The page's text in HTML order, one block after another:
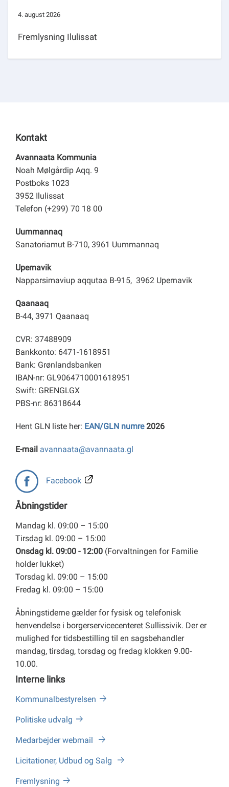
4. august 2026
Fremlysning Ilulissat
Kontakt
Avannaata Kommunia
Noah Mølgårdip Aqq. 9
Postboks 1023
3952 Ilulissat
Telefon (+299) 70 18 00
Uummannaq
Sanatoriamut B-710, 3961 Uummannaq
Upernavik
Napparsimaviup aqqutaa B-915, 3962 Upernavik
Qaanaaq
B-44, 3971 Qaanaaq
CVR: 37488909
Bankkonto: 6471-1618951
Bank: Grønlandsbanken
IBAN-nr: GL9064710001618951
Swift: GRENGLGX
PBS-nr: 86318644
Hent GLN liste her: EAN/GLN numre2026
E-mail avannaata@avannaata.gl
Facebook
Åbningstider
Mandag kl. 09:00 – 15:00
Tirsdag kl. 09:00 – 15:00
Onsdag kl. 09:00 - 12:00 (Forvaltningen for Familie
holder lukket)
Torsdag kl. 09:00 – 15:00
Fredag kl. 09:00 – 15:00
Åbningstiderne gælder for fysisk og telefonisk
henvendelse i borgerservicecenteret Sullissivik. Der er
mulighed for tidsbestilling til en sagsbehandler
mandag, tirsdag, torsdag og fredag klokken 9.00-
10.00.
Interne links
Kommunalbestyrelsen
Politiske udvalg
Medarbejder webmail
Licitationer, Udbud og Salg
Fremlysning